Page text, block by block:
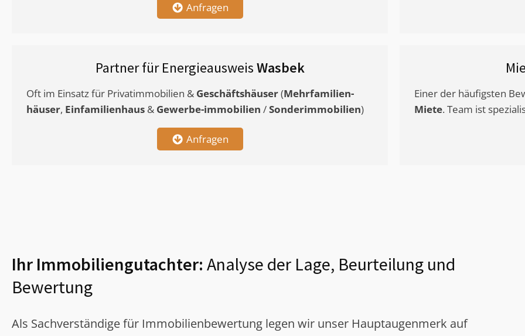
Anfragen
Partner für EnergieausweisWasbek
Oft im Einsatz für Privatimmobilien & Geschäftshäuser(Mehrfamilien-
häuser, Einfamilienhaus & Gewerbe-immobilien /Sonderimmobilien)
Anfragen
Einer der häufigsten
Miete. Team ist
Ihr Immobiliengutachter: Analyse der Lage, Beurteilung und
Bewertung
Als Sachverständige für Immobilienbewertung legen wir unser Hauptaugenmerk auf